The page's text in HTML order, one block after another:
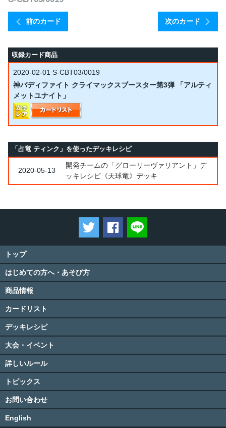
前のカード 次のカード
収録カード商品
2020-02-01 S-CBT03/0019
神バディファイト クライマックスブースター第3弾 「アルティ
メットユナイト」
「占竜 ティンク」を使ったデッキレシピ
2020-05-13
開発チームの「グローリーヴァリアント」デ
ッキレシピ《天球竜》デッキ
ツイートするFacebookでシェアする
トップ
はじめての方へ・あそび方
商品情報
カードリスト
デッキレシピ
大会・イベント
詳しいルール
トピックス
お問い合わせ
English